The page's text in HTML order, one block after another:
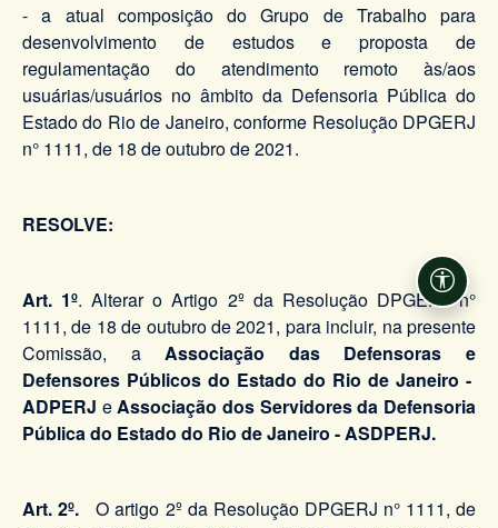
- a atual composição do Grupo de Trabalho para
desenvolvimento de estudos e proposta de
regulamentação do atendimento remoto às/aos
usuárias/usuários no âmbito da Defensoria Pública do
Estado do Rio de Janeiro, conforme Resolução DPGERJ
n° 1111, de 18 de outubro de 2021.
RESOLVE:
Art. 1º. Alterar o Artigo 2º da Resolução DPGERJ n°
1111, de 18 de outubro de 2021, para incluir, na presente
Comissão, aAssociação das Defensoras e
Defensores Públicos do Estado do Rio de Janeiro​ -
ADPERJ eAssociação dos Servidores da Defensoria
Pública do Estado do Rio de Janeiro - ASDPERJ.
Art. 2º.O artigo 2º da Resolução DPGERJ n° 1111, de